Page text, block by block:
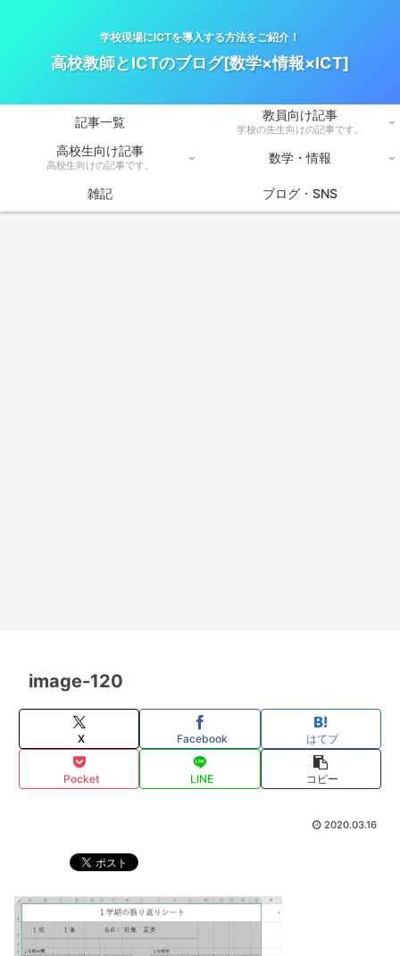
学校現場にICTを導入する方法をご紹介！
高校教師とICTのブログ[数学×情報×ICT]
記事一覧 教員向け記事
学校の先生向けの記事です。
高校生向け記事
高校生向けの記事です。 数学・情報
雑記 ブログ・SNS
image-120
X Facebook はてブ
Pocket LINE コピー
2020.03.16